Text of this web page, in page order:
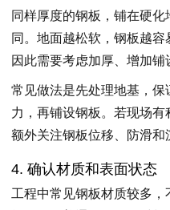
同样厚度的钢板，铺在硬
同。地面越松软，钢板越容
因此需要考虑加厚、增加铺
常见做法是先处理地基，
力，再铺设钢板。若现场
额外关注钢板位移、防滑和
4. 确认材质和表面状态
工程中常见钢板材质较多